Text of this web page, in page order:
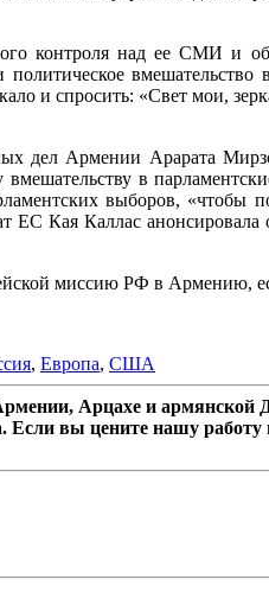
контроля над ее СМИ и
вмешательство
и спросить: «Свет мои,
дел Армении Арарата
вмешательству в
выборов, «чтобы
ЕС Кая Каллас
миссию РФ в Армению,
, Европа, США
Арцахе и армянской
Если вы цените нашу